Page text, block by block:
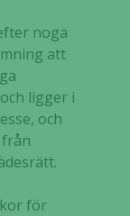
noga
att
ligger i
och
för